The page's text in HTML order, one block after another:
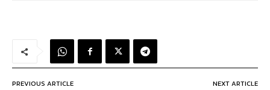
PREVIOUS ARTICLE NEXT ARTICLE